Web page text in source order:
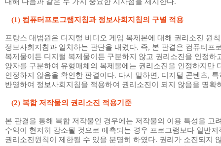
(1) 컴퓨터프로그램지침과 정보사회지침의 구별 적용
프랑스 대법원은 디지털 비디오 게임 복제본에 대해 권리소진 원
정보사회지침과 일치하는 판단을 내렸다. 즉, 본 판결은 컴퓨터프
복제물이든 디지털 복제물이든 구분하지 않고 권리소진을 인정하
양자를 구분하여 유형매체의 복제물에는 권리소진을 인정하지만
인정하지 않음을 확인한 판결이다. 다시 말하면 , 디지털 콘텐츠, 특
반영하여 정보사회지침을 적용하여 권리소진이 되지 않음을 명확
(2) 복합 저작물의 권리소진 적용기준
본 판결을 통해 복합 저작물인 경우에는 저작물의 이용 특성을 고
수익이 현저히 감소될 것으로 예측되는 경우 프로그램보다 일반
권리소진원칙이 제한될 수 있을 분명히 하였다. 권리가 소진되지